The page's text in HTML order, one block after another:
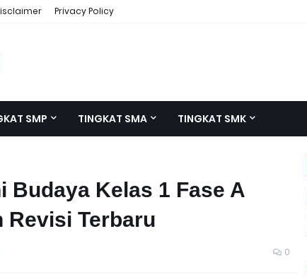
Privacy Policy
SMP TINGKAT SMA TINGKAT SMK
Budaya Kelas 1 Fase A
Revisi Terbaru
0